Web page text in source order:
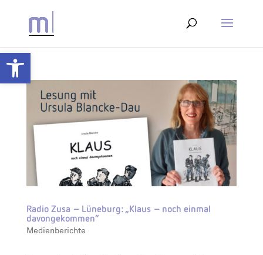
Werkzeugleiste öffnen
Radio Zusa – Lüneburg: „Klaus – noch einmal
davongekommen“
Medienberichte